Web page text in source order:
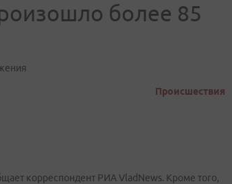
более 85
Происшествия
корреспондент РИА VladNews. Кроме того,